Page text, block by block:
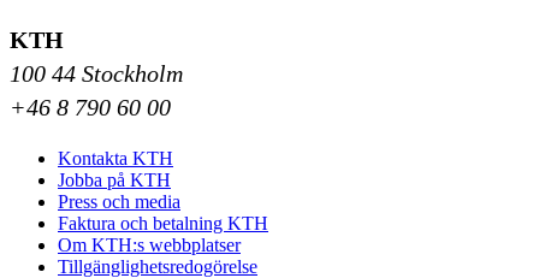
KTH
100 44 Stockholm
+46 8 790 60 00
Kontakta KTH
Jobba på KTH
Press och media
Faktura och betalning KTH
Om KTH:s webbplatser
Tillgänglighetsredogörelse